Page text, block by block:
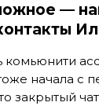
—
комьюнити
начала с
закрытый